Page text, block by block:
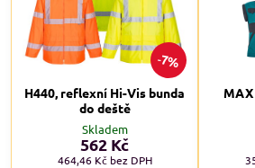
7%
H440, reflexní Hi-Vis bunda
do deště
Skladem
562 Kč
464,46 Kč bez DPH